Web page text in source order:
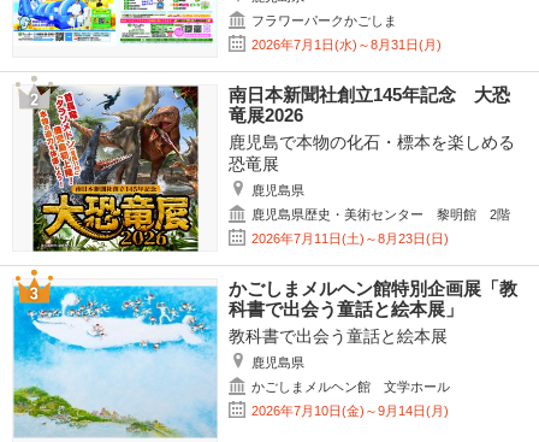
フラワーパークかごしま
2026年7月1日(水)～8月31日(月)
南日本新聞社創立145年記念 大恐
竜展2026
鹿児島で本物の化石・標本を楽しめる
恐竜展
鹿児島県
鹿児島県歴史・美術センター 黎明館 2階
2026年7月11日(土)～8月23日(日)
かごしまメルヘン館特別企画展「教
科書で出会う童話と絵本展」
教科書で出会う童話と絵本展
鹿児島県
かごしまメルヘン館 文学ホール
2026年7月10日(金)～9月14日(月)